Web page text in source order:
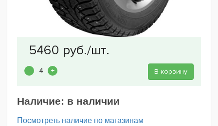
В корзину
Наличие: в наличии
Посмотреть наличие по магазинам